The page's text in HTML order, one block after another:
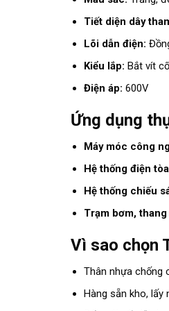
Tiết diện dây
Lõi dẫn điện:
Kiểu lắp: Bắt vít
Điện áp: 600V
Ứng dụng
Máy móc công
Hệ thống điện
Hệ thống chiếu
Trạm bơm, thang
Vì sao chọn
Thân nhựa chống
Hàng sẵn kho, lấy